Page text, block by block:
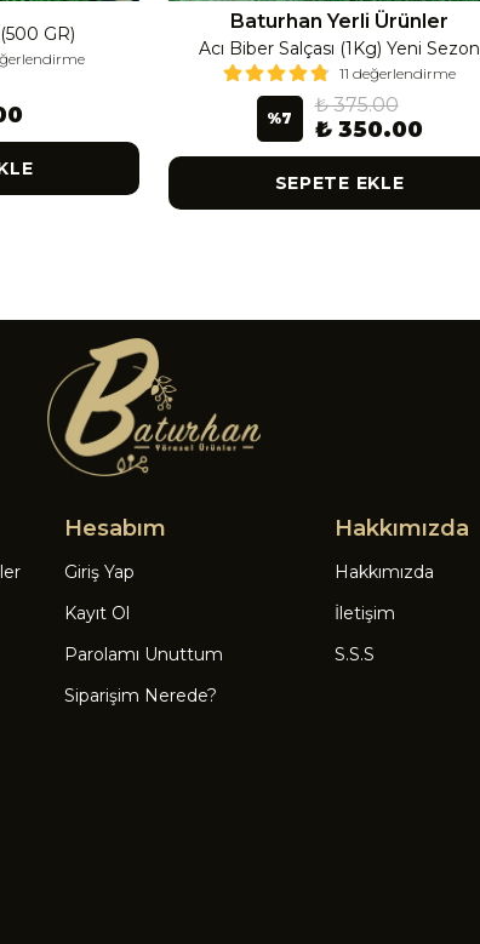
GR)
Baturhan Yerli Ürünler
Acı Biber Salçası (1Kg) Yeni Sezon
11 değerlendirme
%7
₺ 375.00
₺ 350.00
SEPETE EKLE
Hesabım
Giriş Yap
Kayıt Ol
Parolamı Unuttum
Siparişim Nerede?
Hakkımızda
Hakkımızda
İletişim
S.S.S